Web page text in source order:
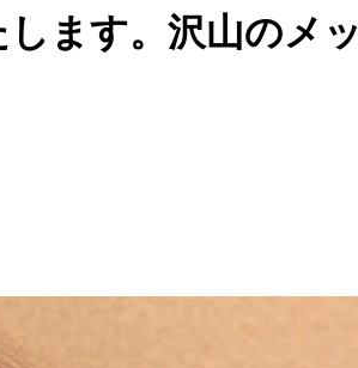
ます。沢山のメッ